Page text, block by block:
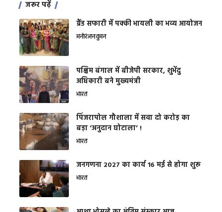
जरूर पढ़ें
ग्रैंड सफारी में पक्की भायली का भव्य आयोजन
मनोरंजनवुमन
पश्चिम बंगाल में बीजेपी सरकार, शुभेंदु
अधिकारी बने मुख्यमंत्री
भारत
​पिंजरापोल गौशाला में सवा दो करोड़ का
बड़ा ‘अनुदान घोटाला’ !
भारत
जनगणना 2027 का कार्य 16 मई से होगा शुरू
भारत